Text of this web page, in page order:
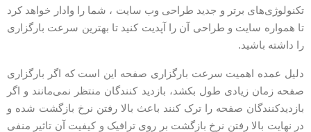
برتر و جدید طراحی وب سایت ، شما را وادار خواهد کرد
همواره سایت و طراحی آن را آپدیت کنید تا بهترین سرعت بارگزاری
داشته باشید.
عمده اهمیت سرعت بارگزاری صفحه این است که اگر بارگزاری
زمان زیادی طول بکشد، بازدید کنندگان منتظر نمی‌مانند و اگر
صفحه را ترک کنند باعث بالا رفتن نرخ بازگشت شده و
نهایت بالا رفتن نرخ بازگشت بر روی ترافیک و کیفیت آن تاثیر منفی